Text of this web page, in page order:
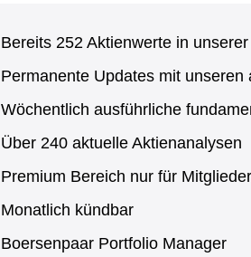
Bereits 252 Aktienwerte in
Permanente Updates mit
Wöchentlich ausführliche
Über 240 aktuelle Aktienanalysen
Premium Bereich nur für Mitglieder
Monatlich kündbar
Boersenpaar Portfolio Manager